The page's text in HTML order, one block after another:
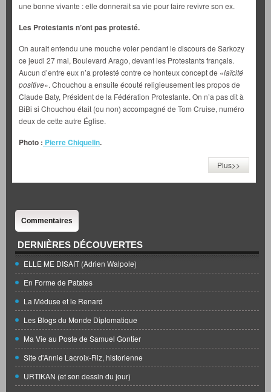
une bonne vivante : elle donnerait sa vie pour faire revivre son ex.
Les Protestants n’ont pas protesté.
On aurait entendu une mouche voler pendant le discours de Sarkozy
ce jeudi 27 mai, Boulevard Arago, devant les Protestants français.
Aucun d’entre eux n’a protesté contre ce honteux concept de «laïcité
positive». Chouchou a ensuite écouté religieusement les propos de
Claude Baty, Président de la Fédération Protestante. On n’a pas dit à
BiBi si Chouchou était (ou non) accompagné de Tom Cruise, numéro
deux de cette autre Église.
Photo : Pierre Chiquelin.
Plus>>
Commentaires
DERNIÈRES DÉCOUVERTES
ELLE ME DISAIT (Adrien Walpole)
En Forme de Patates
La Méduse et le Renard
Les Blogs du Monde Diplomatique
Ma Vie au Poste de Samuel Gontier
Site d'Annie Lacroix-Riz, historienne
URTIKAN (et son dessin du jour)